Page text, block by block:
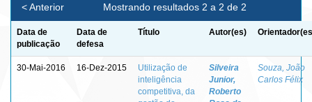
Mostrando resultados 2 a 2 de 2
< Anterior
Data de
publicação
Data de
defesa
Título Autor(es)
30-Mai-2016 16-Dez-2015
Utilização de
inteligência
competitiva, da
Silveira
Junior,
Roberto
Souza, João
Carlos Félix